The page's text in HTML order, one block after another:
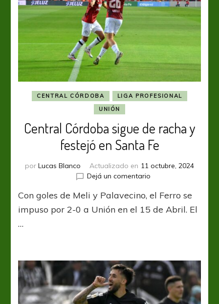
CENTRAL CÓRDOBA
LIGA PROFESIONAL
UNIÓN
Central Córdoba sigue de racha y
festejó en Santa Fe
por Lucas Blanco Actualizado en 11 octubre, 2024
Dejá un comentarioen
Córdoba
sigue
Santa
Fe
Con goles de Meli y Palavecino, el Ferro se
impuso por 2-0 a Unión en el 15 de Abril. El
…